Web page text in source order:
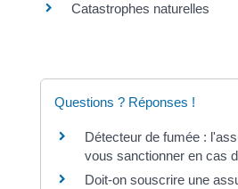
Catastrophes naturelles
Questions ? Réponses !
Détecteur de fumée :
vous sanctionner en cas
Doit-on souscrire une